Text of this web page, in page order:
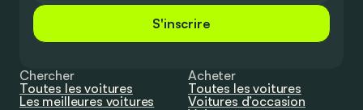
S'inscrire
Chercher
Toutes les voitures
Les meilleures voitures
Acheter
Toutes les voitures
Voitures d’occasion